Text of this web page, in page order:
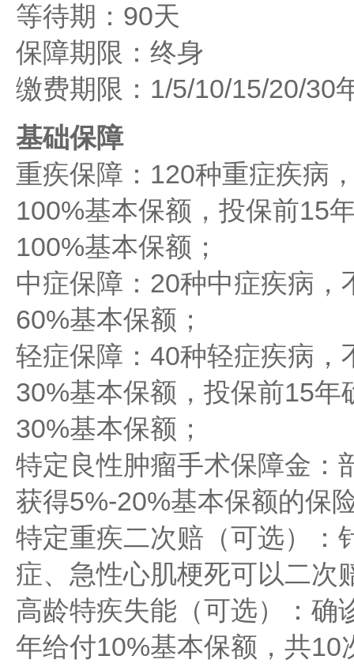
等待期：90天
保障期限：终身
缴费期限：1/5/10/15/20/30
基础保障
重疾保障：120种重症疾病
100%基本保额，投保前15
100%基本保额；
中症保障：20种中症疾病
60%基本保额；
轻症保障：40种轻症疾病，
30%基本保额，投保前15
30%基本保额；
特定良性肿瘤手术保障金：
获得5%-20%基本保额的保
特定重疾二次赔（可选）：
症、急性心肌梗死可以二次
高龄特疾失能（可选）：确
年给付10%基本保额，共10